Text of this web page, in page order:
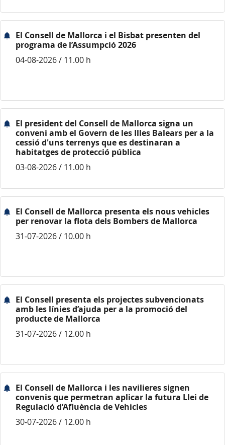
El Consell de Mallorca i el Bisbat presenten del
programa de l’Assumpció 2026
04-08-2026 / 11.00 h
El president del Consell de Mallorca signa un
conveni amb el Govern de les Illes Balears per a la
cessió d'uns terrenys que es destinaran a
habitatges de protecció pública
03-08-2026 / 11.00 h
El Consell de Mallorca presenta els nous vehicles
per renovar la flota dels Bombers de Mallorca
31-07-2026 / 10.00 h
El Consell presenta els projectes subvencionats
amb les línies d’ajuda per a la promoció del
producte de Mallorca
31-07-2026 / 12.00 h
El Consell de Mallorca i les navilieres signen
convenis que permetran aplicar la futura Llei de
Regulació d’Afluència de Vehicles
30-07-2026 / 12.00 h